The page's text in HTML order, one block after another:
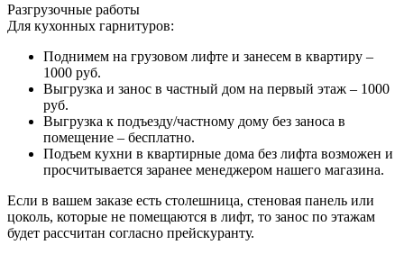
Разгрузочные работы
Для кухонных гарнитуров:
Поднимем на грузовом лифте и занесем в квартиру –
1000 руб.
Выгрузка и занос в частный дом на первый этаж – 1000
руб.
Выгрузка к подъезду/частному дому без заноса в
помещение – бесплатно.
Подъем кухни в квартирные дома без лифта возможен и
просчитывается заранее менеджером нашего магазина.
Если в вашем заказе есть столешница, стеновая панель или
цоколь, которые не помещаются в лифт, то занос по этажам
будет рассчитан согласно прейскуранту.